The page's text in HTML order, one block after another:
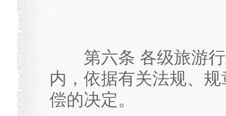
第六条 各级旅游行
内，依据有关法规、
偿的决定。